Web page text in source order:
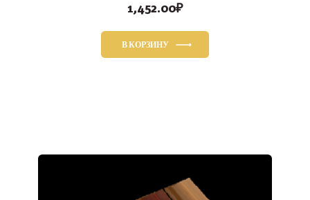
1,452.00₽
В КОРЗИНУ